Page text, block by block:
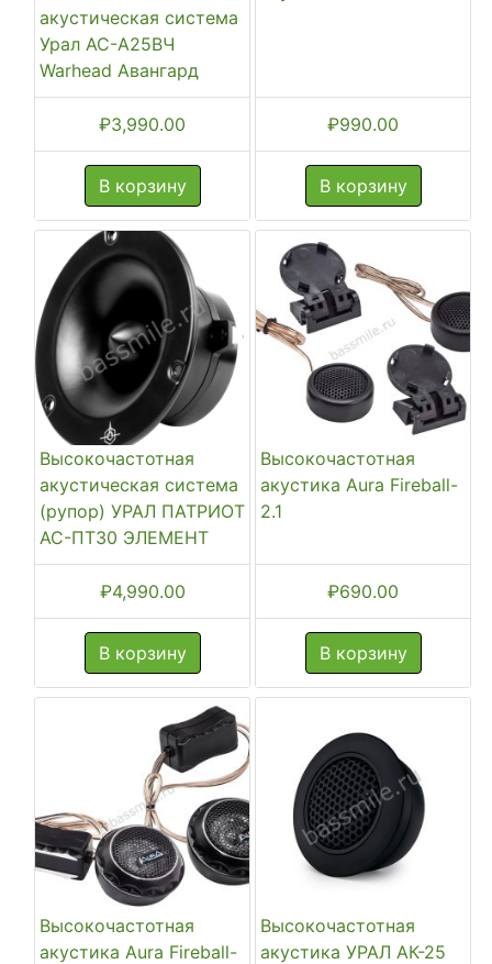
акустическая система
Урал АС-А25ВЧ
Warhead Авангард
₽3,990.00
В корзину
₽990.00
В корзину
Высокочастотная
акустическая система
(рупор) УРАЛ ПАТРИОТ
АС-ПТ30 ЭЛЕМЕНТ
₽4,990.00
В корзину
Высокочастотная
акустика Aura Fireball-
2.1
₽690.00
В корзину
Высокочастотная
акустика Aura Fireball-
Высокочастотная
акустика УРАЛ АК-25